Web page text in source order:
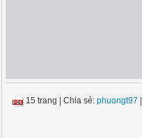
15 trang |Chia sẻ:phuongt97